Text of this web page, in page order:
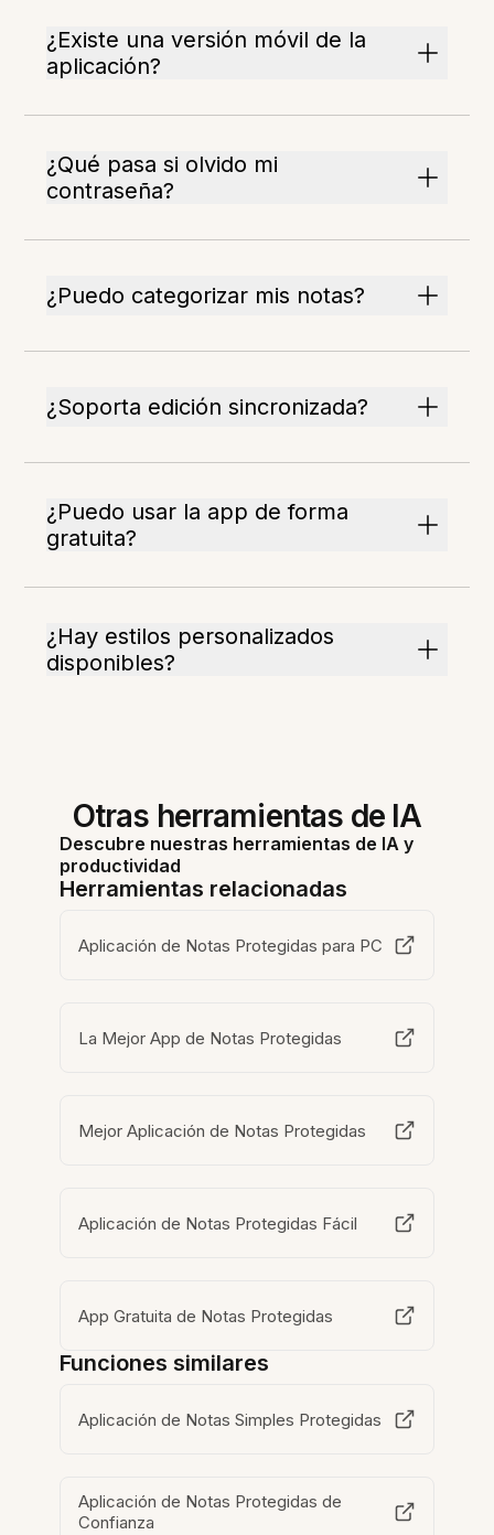
¿Existe una versión móvil de la
aplicación?
¿Qué pasa si olvido mi
contraseña?
¿Puedo categorizar mis notas?
¿Soporta edición sincronizada?
¿Puedo usar la app de forma
gratuita?
¿Hay estilos personalizados
disponibles?
Otras herramientas de IA
Descubre nuestras herramientas de IA y
productividad
Herramientas relacionadas
Aplicación de Notas Protegidas para PC
La Mejor App de Notas Protegidas
Mejor Aplicación de Notas Protegidas
Aplicación de Notas Protegidas Fácil
App Gratuita de Notas Protegidas
Funciones similares
Aplicación de Notas Simples Protegidas
Aplicación de Notas Protegidas de
Confianza